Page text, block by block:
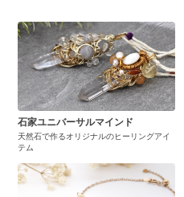
石家ユニバーサルマインド
天然石で作るオリジナルのヒーリングアイ
テム